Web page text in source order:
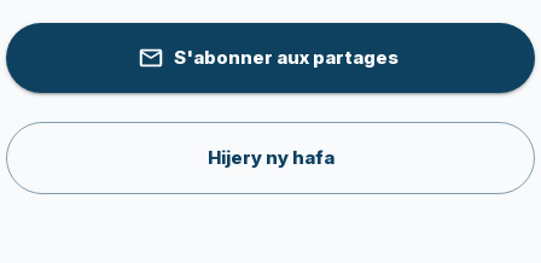
S'abonner aux partages
Hijery ny hafa